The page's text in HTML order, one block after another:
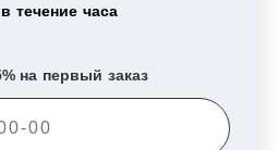
в течение часа
на первый заказ